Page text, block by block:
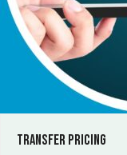
Transfer pricing